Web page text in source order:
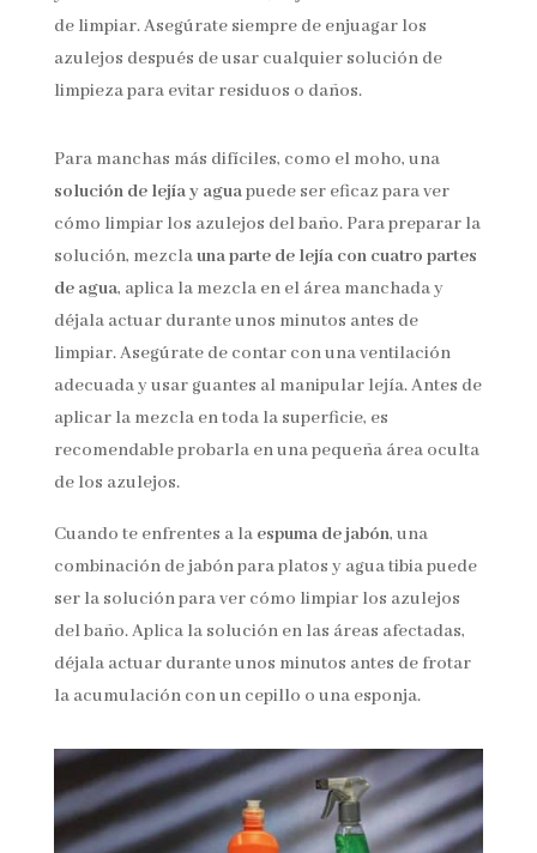
de limpiar. Asegúrate siempre de enjuagar los
azulejos después de usar cualquier solución de
limpieza para evitar residuos o daños.
Para manchas más difíciles, como el moho, una
solución de lejía y aguapuede ser eficaz para ver
cómo limpiar los azulejos del baño. Para preparar la
solución, mezclauna parte de lejía con cuatro partes
de agua, aplica la mezcla en el área manchada y
déjala actuar durante unos minutos antes de
limpiar. Asegúrate de contar con una ventilación
adecuada y usar guantes al manipular lejía. Antes de
aplicar la mezcla en toda la superficie, es
recomendable probarla en una pequeña área oculta
de los azulejos.
Cuando te enfrentes a la espuma de jabón, una
combinación de jabón para platos y agua tibia puede
ser la solución para ver cómo limpiar los azulejos
del baño. Aplica la solución en las áreas afectadas,
déjala actuar durante unos minutos antes de frotar
la acumulación con un cepillo o una esponja.